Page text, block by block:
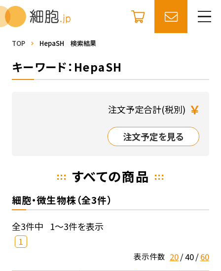
TOP HepaSH 検索結果
キーワード：HepaSH
注文予定合計(税別) ￥
注文予定を見る
すべての商品
細胞・微生物株（全3件）
全3件中 1～3件を表示
1
表示件数 20 40 60